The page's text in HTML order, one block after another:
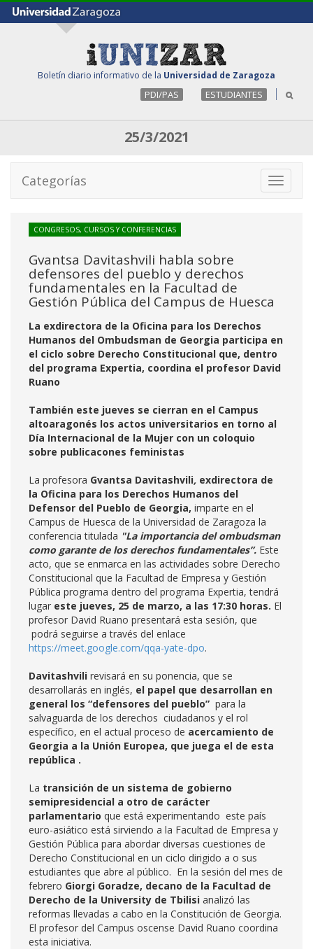
Boletín diario informativo de la Universidad de Zaragoza
PDI/PAS ESTUDIANTES
25/3/2021
Toggle
Categorías
CONGRESOS, CURSOS Y CONFERENCIAS
Gvantsa Davitashvili habla sobre
defensores del pueblo y derechos
fundamentales en la Facultad de
Gestión Pública del Campus de Huesca
La exdirectora de la Oficina para los Derechos
Humanos del Ombudsman de Georgia participa en
el ciclo sobre Derecho Constitucional que, dentro
del programa Expertia, coordina el profesor David
Ruano
También este jueves se cierran en el Campus
altoaragonés los actos universitarios en torno al
Día Internacional de la Mujer con un coloquio
sobre publicacones feministas
La profesora Gvantsa Davitashvili, exdirectora de
la Oficina para los Derechos Humanos del
Defensor del Pueblo de Georgia, imparte en el
Campus de Huesca de la Universidad de Zaragoza la
conferencia titulada "La importancia del ombudsman
como garante de los derechos fundamentales”. Este
acto, que se enmarca en las actividades sobre Derecho
Constitucional que la Facultad de Empresa y Gestión
Pública programa dentro del programa Expertia, tendrá
lugar este jueves, 25 de marzo, a las 17:30 horas. El
profesor David Ruano presentará esta sesión, que
podrá seguirse a través del enlace
https://meet.google.com/qqa-yate-dpo.
Davitashvili revisará en su ponencia, que se
desarrollarás en inglés, el papel que desarrollan en
general los “defensores del pueblo” para la
salvaguarda de los derechos ciudadanos y el rol
específico, en el actual proceso de acercamiento de
Georgia a la Unión Europea, que juega el de esta
república .
La transición de un sistema de gobierno
semipresidencial a otro de carácter
parlamentario que está experimentando este país
euro-asiático está sirviendo a la Facultad de Empresa y
Gestión Pública para abordar diversas cuestiones de
Derecho Constitucional en un ciclo dirigido a o sus
estudiantes que abre al público. En la sesión del mes de
febrero Giorgi Goradze, decano de la Facultad de
Derecho de la University de Tbilisi analizó las
reformas llevadas a cabo en la Constitución de Georgia.
El profesor del Campus oscense David Ruano coordina
esta iniciativa.